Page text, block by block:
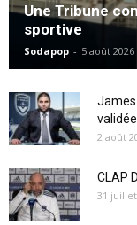
Une Tribune
sportive
Sodapop - 5 août 2026
James
validée.
2 août
CLAP
31